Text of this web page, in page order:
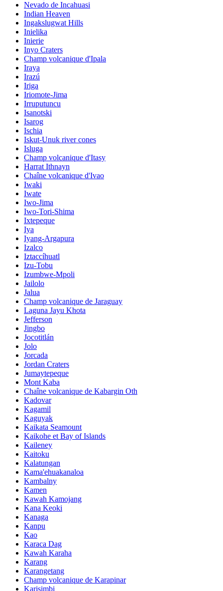
Nevado de Incahuasi
Indian Heaven
Ingakslugwat Hills
Inielika
Inierie
Inyo Craters
Champ volcanique d'Ipala
Iraya
Irazú
Iriga
Iriomote-Jima
Irruputuncu
Isanotski
Isarog
Ischia
Iskut-Unuk river cones
Isluga
Champ volcanique d'Itasy
Harrat Ithnayn
Chaîne volcanique d'Ivao
Iwaki
Iwate
Iwo-Jima
Iwo-Tori-Shima
Ixtepeque
Iya
Iyang-Argapura
Izalco
Iztaccíhuatl
Izu-Tobu
Izumbwe-Mpoli
Jailolo
Jalua
Champ volcanique de Jaraguay
Laguna Jayu Khota
Jefferson
Jingbo
Jocotitlán
Jolo
Jorcada
Jordan Craters
Jumaytepeque
Mont Kaba
Chaîne volcanique de Kabargin Oth
Kadovar
Kagamil
Kaguyak
Kaikata Seamount
Kaikohe et Bay of Islands
Kaileney
Kaitoku
Kalatungan
Kama'ehuakanaloa
Kambalny
Kamen
Kawah Kamojang
Kana Keoki
Kanaga
Kanpu
Kao
Karaca Dag
Kawah Karaha
Karang
Karangetang
Champ volcanique de Karapinar
Karisimbi